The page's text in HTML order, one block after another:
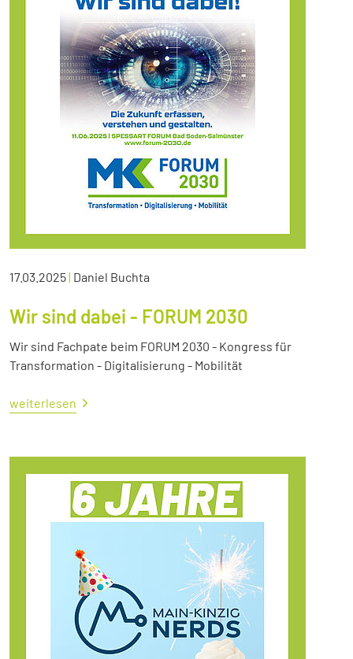
17.03.2025| Daniel Buchta
Wir sind dabei - FORUM 2030
Wir sind Fachpate beim FORUM 2030 - Kongress für
Transformation - Digitalisierung - Mobilität
weiterlesen